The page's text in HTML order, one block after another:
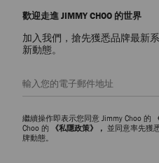
歡迎走進 JIMMY CHOO 的世界
加入我們，搶先獲悉品牌最新
新動態。
繼續操作即表示您同意 Jimmy Choo 的
Choo 的
《私隱政策》， 並同意率先獲
牌動態。